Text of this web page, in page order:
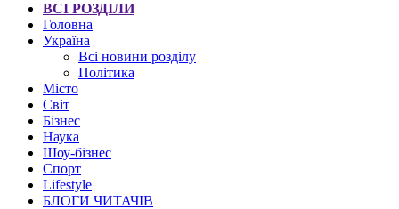
ВСІ РОЗДІЛИ
Головна
Україна
Всі новини розділу
Політика
Місто
Світ
Бізнес
Наука
Шоу-бізнес
Спорт
Lifestyle
БЛОГИ ЧИТАЧІВ